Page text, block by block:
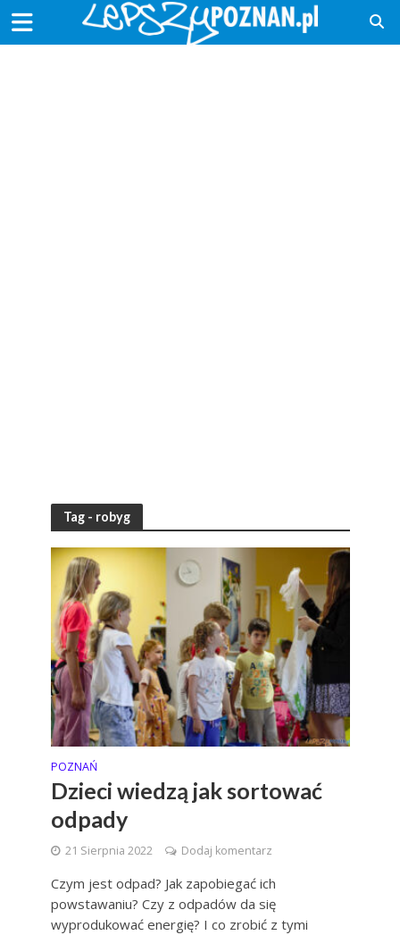
Tag - robyg
POZNAŃ
Dzieci wiedzą jak sortować
odpady
21 Sierpnia 2022 Dodaj komentarz
Czym jest odpad? Jak zapobiegać ich
powstawaniu? Czy z odpadów da się
wyprodukować energię? I co zrobić z tymi